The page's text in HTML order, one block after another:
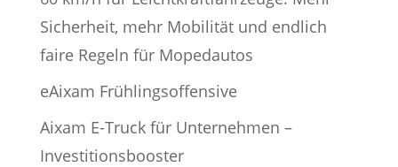
Sicherheit, mehr Mobilität und endlich
faire Regeln für Mopedautos
eAixam Frühlingsoffensive
Aixam E-Truck für Unternehmen –
Investitionsbooster